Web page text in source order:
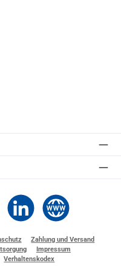
bei YouTube
Thomashilfen bei LinkedIn
Zur Website von
Zahlung und Versand
Impressum
Verhaltenskodex